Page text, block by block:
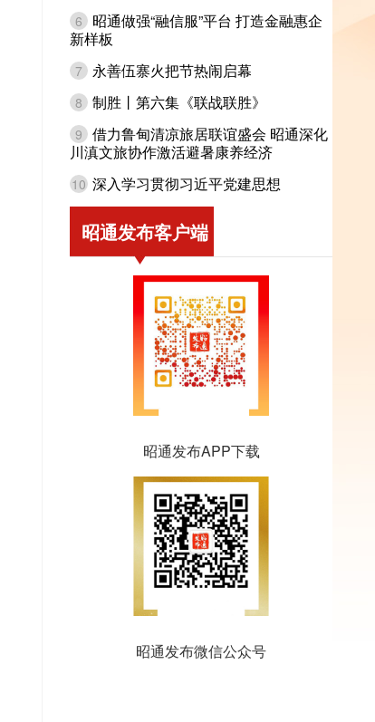
6
昭通做强“融信服”平台 打造金融惠企
新样板
7 永善伍寨火把节热闹启幕
8 制胜丨第六集《联战联胜》
9 借力鲁甸清凉旅居联谊盛会 昭通深化
川滇文旅协作激活避暑康养经济
10 深入学习贯彻习近平党建思想
昭通发布客户端
昭通发布APP下载
昭通发布微信公众号